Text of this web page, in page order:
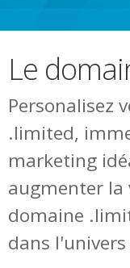
Le
Personalisez
.limited,
marketing
augmenter la
domaine
dans